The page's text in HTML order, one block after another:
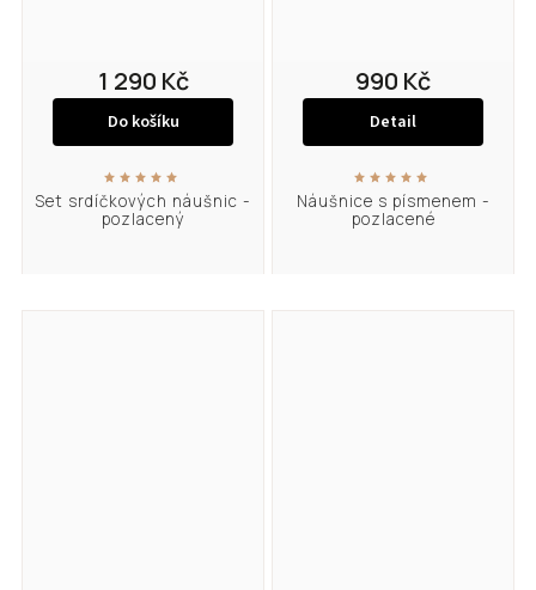
Set srdíčkových náušnic -
pozlacený
1 290 Kč
Do košíku
Náušnice s písmenem -
pozlacené
990 Kč
Detail